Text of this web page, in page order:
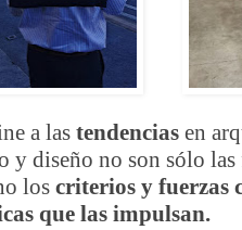
a las tendencias en
y diseño no son sólo las
los criterios y fuerzas
que las impulsan.